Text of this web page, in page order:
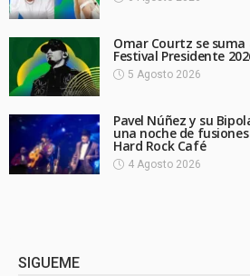
Omar Courtz se
Festival Presidente
5 Agosto 2026
Pavel Núñez y su
una noche de
Hard Rock Café
4 Agosto 2026
SIGUEME